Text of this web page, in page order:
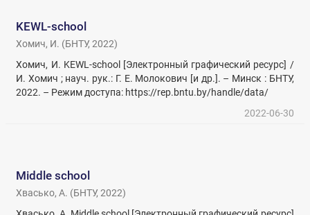
KEWL-school
Хомич, И. (БНТУ,2022)
Хомич, И. KEWL-school [Электронный графический ресурс] /
И. Хомич ; науч. рук.: Г. Е. Молокович [и др.]. – Минск : БНТУ,
2022. – Режим доступа: https://rep.bntu.by/handle/data/
2022-06-30
Middle school
Хвасько, А. (БНТУ,2022)